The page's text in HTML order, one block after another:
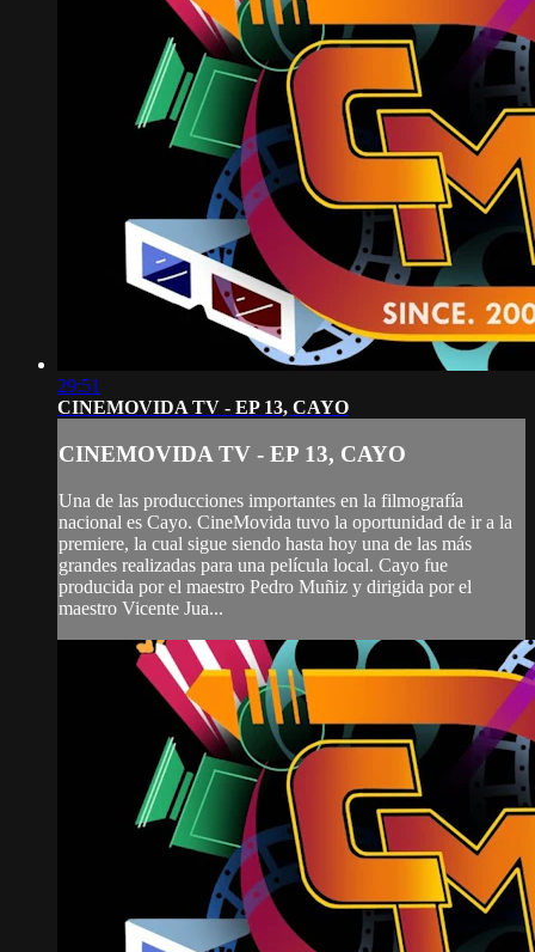
29:51
CINEMOVIDA TV - EP 13, CAYO
CINEMOVIDA TV - EP 13, CAYO
Una de las producciones importantes en la filmografía
nacional es Cayo. CineMovida tuvo la oportunidad de ir a la
premiere, la cual sigue siendo hasta hoy una de las más
grandes realizadas para una película local. Cayo fue
producida por el maestro Pedro Muñiz y dirigida por el
maestro Vicente Jua...